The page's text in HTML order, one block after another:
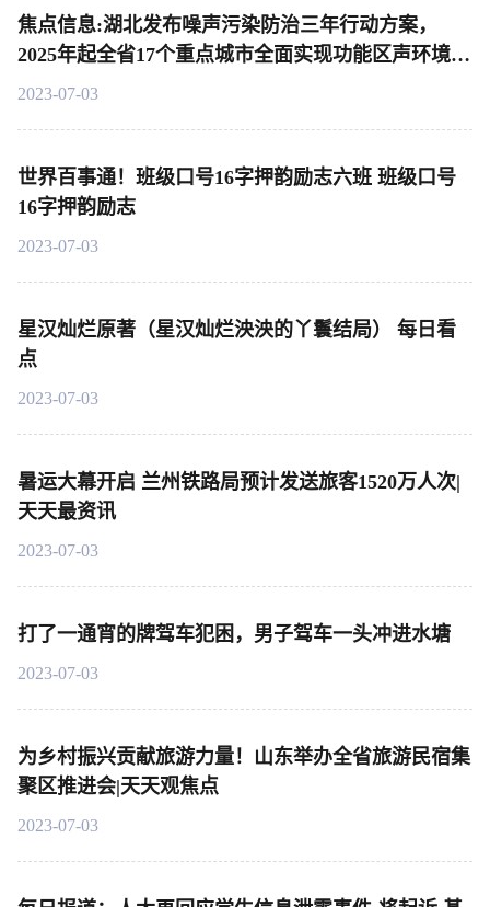
焦点信息:湖北发布噪声污染防治三年行动方案，
2025年起全省17个重点城市全面实现功能区声环境质
量自动监测
2023-07-03
世界百事通！班级口号16字押韵励志六班 班级口号
16字押韵励志
2023-07-03
星汉灿烂原著（星汉灿烂泱泱的丫鬟结局） 每日看
点
2023-07-03
暑运大幕开启 兰州铁路局预计发送旅客1520万人次|
天天最资讯
2023-07-03
打了一通宵的牌驾车犯困，男子驾车一头冲进水塘
2023-07-03
为乡村振兴贡献旅游力量！山东举办全省旅游民宿集
聚区推进会|天天观焦点
2023-07-03